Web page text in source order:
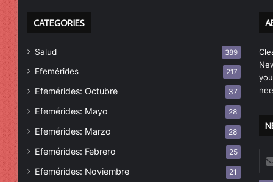
CATEGORIES
Salud 389
Efemérides 217
Efemérides: Octubre 37
Efemérides: Mayo 28
Efemérides: Marzo 28
Efemérides: Febrero 25
Efemérides: Noviembre 21